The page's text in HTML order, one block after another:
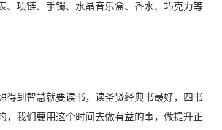
、项链、手镯、水晶音乐盒、香水、巧克力等
得到智慧就要读书，读圣贤经典书最好，四书
，我们要用这个时间去做有益的事，做提升正